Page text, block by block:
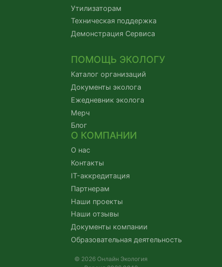
Утилизаторам
Техническая поддержка
Демонстрация Сервиса
ПОМОЩЬ ЭКОЛОГУ
Каталог организаций
Документы эколога
Ежедневник эколога
Мерч
Блог
О КОМПАНИИ
О нас
Контакты
IT-аккредитация
Партнерам
Наши проекты
Наши отзывы
Документы компании
Образовательная деятельность
© 2026 Онлайн Экология